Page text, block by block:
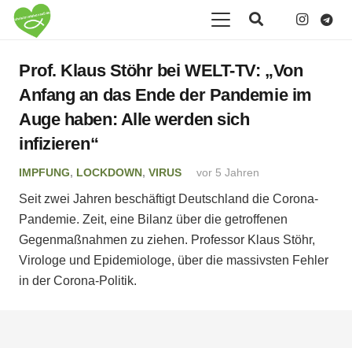
Prof. Klaus Stöhr bei WELT-TV: „Von
Anfang an das Ende der Pandemie im
Auge haben: Alle werden sich
infizieren“
IMPFUNG, LOCKDOWN, VIRUS vor 5 Jahren
Seit zwei Jahren beschäftigt Deutschland die Corona-
Pandemie. Zeit, eine Bilanz über die getroffenen
Gegenmaßnahmen zu ziehen. Professor Klaus Stöhr,
Virologe und Epidemiologe, über die massivsten Fehler
in der Corona-Politik.